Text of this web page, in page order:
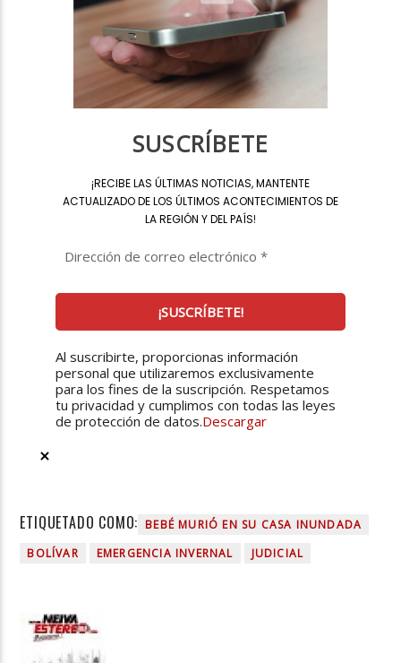
SUSCRÍBETE
¡RECIBE LAS ÚLTIMAS NOTICIAS, MANTENTE
ACTUALIZADO DE LOS ÚLTIMOS ACONTECIMIENTOS DE
LA REGIÓN Y DEL PAÍS!
Al suscribirte, proporcionas información
personal que utilizaremos exclusivamente
para los fines de la suscripción. Respetamos
tu privacidad y cumplimos con todas las leyes
de protección de datos.Descargar
ETIQUETADO COMO: BEBÉ MURIÓ EN SU CASA INUNDADA
BOLÍVAR
EMERGENCIA INVERNAL JUDICIAL